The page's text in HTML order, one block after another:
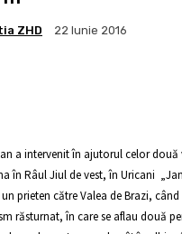
ZHD 22 Iunie 2016
a intervenit în ajutorul celor două
în Râul Jiul de vest, în Uricani
prieten către Valea de Brazi,
răsturnat, în care se aflau două